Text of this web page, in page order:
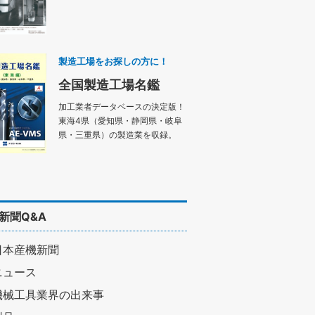
製造工場をお探しの方に！
全国製造工場名鑑
加工業者データベースの決定版！
東海4県（愛知県・静岡県・岐阜
県・三重県）の製造業を収録。
聞Q&A
本産機新聞
ュース
械工具業界の出来事